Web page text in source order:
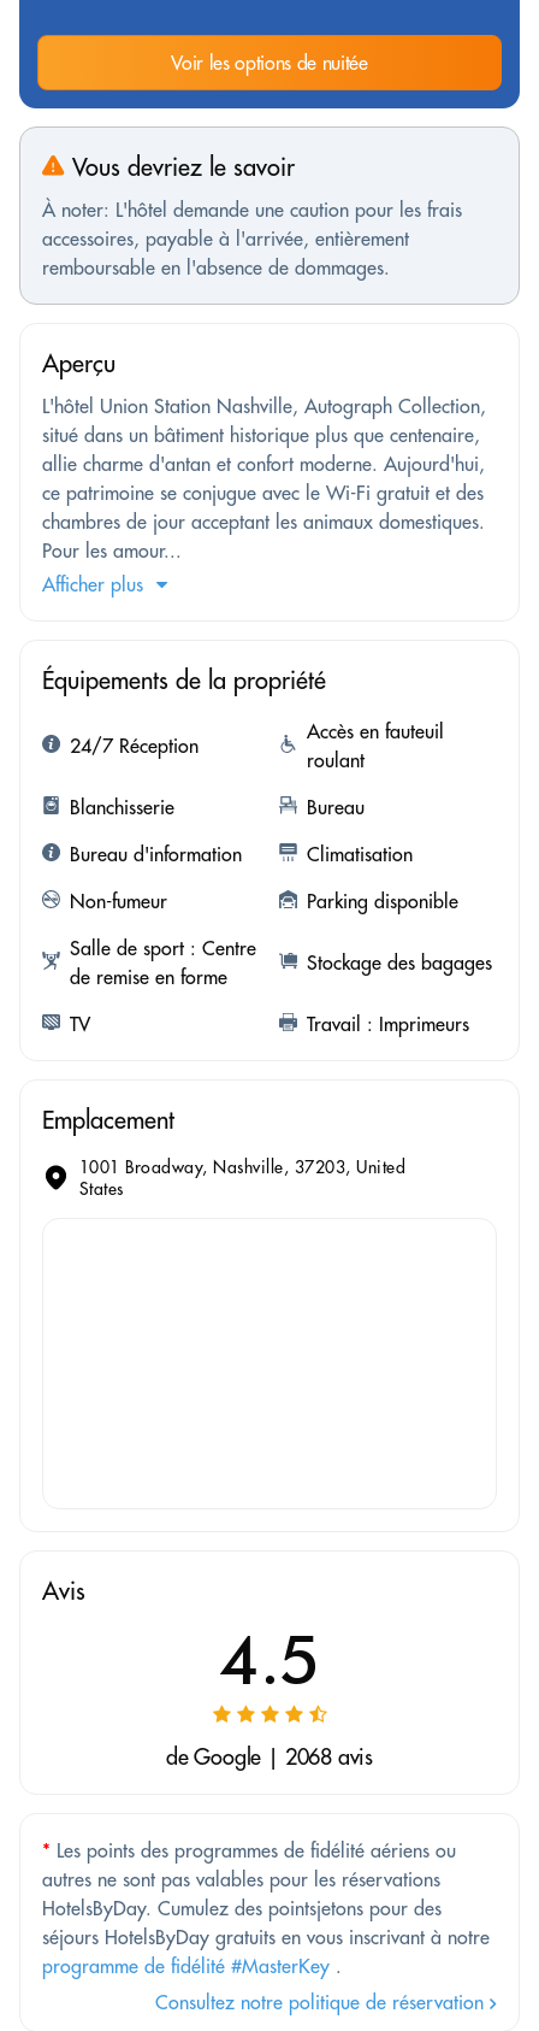
Voir les options de nuitée
Vous devriez le savoir
À noter: L'hôtel demande une caution pour les frais
accessoires, payable à l'arrivée, entièrement
remboursable en l'absence de dommages.
Aperçu
L'hôtel Union Station Nashville, Autograph Collection,
situé dans un bâtiment historique plus que centenaire,
allie charme d'antan et confort moderne. Aujourd'hui,
ce patrimoine se conjugue avec le Wi-Fi gratuit et des
chambres de jour acceptant les animaux domestiques.
Pour les amour...
Afficher plus
Équipements de la propriété
24/7 Réception
Accès en fauteuil
roulant
Blanchisserie
Bureau
Bureau d'information
Climatisation
Non-fumeur
Parking disponible
Salle de sport : Centre
de remise en forme
Stockage des bagages
TV Travail : Imprimeurs
Emplacement
1001 Broadway, Nashville, 37203, United
States
Avis
4.5
de Google | 2068 avis
* Les points des programmes de fidélité aériens ou
autres ne sont pas valables pour les réservations
HotelsByDay. Cumulez des pointsjetons pour des
séjours HotelsByDay gratuits en vous inscrivant à notre
programme de fidélité #MasterKey .
Consultez notre politique de réservation